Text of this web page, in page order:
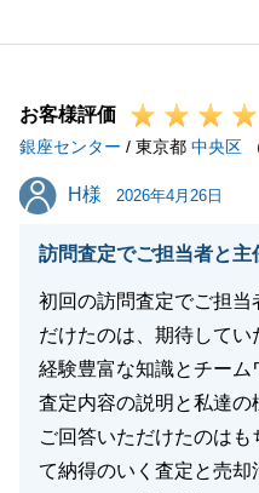
したこと、大変嬉しく存
また、税金関係のご質
銀座センターでは、毎月
しております。
事前のご予約はもちろん
も、担当にご質問いただ
ますので、どうぞご安心
点がございましたら、
さい。
N様の新しい生活が素晴
心よりお祈り申し上げま
お客様評価
銀座センター / 東京都 中央区
H様
H様 2026年4月26日
訪問査定でご担当者と
初回の訪問査定でご担当
だけたのは、期待してい
経験豊富な知識とチーム
査定内容の説明と私達の
ご回答いただけたのは
て納得のいく査定と売却